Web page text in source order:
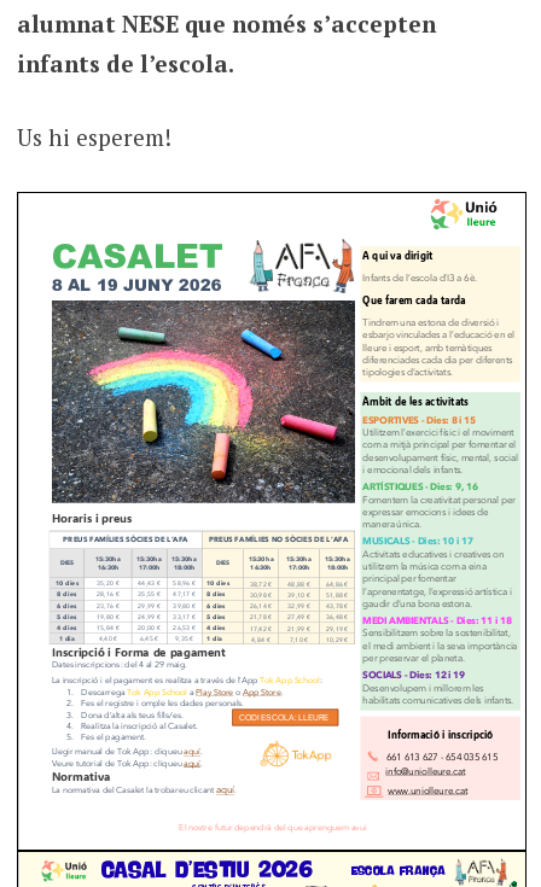
alumnat NESE que només s’accepten
infants de l’escola.
Us hi esperem!